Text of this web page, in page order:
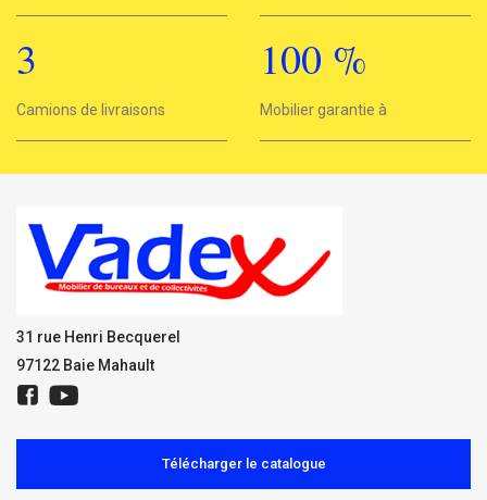
3
3
Camions de livraisons
100 %
Mobilier garantie à
31 rue Henri Becquerel
97122 Baie Mahault
Télécharger le catalogue